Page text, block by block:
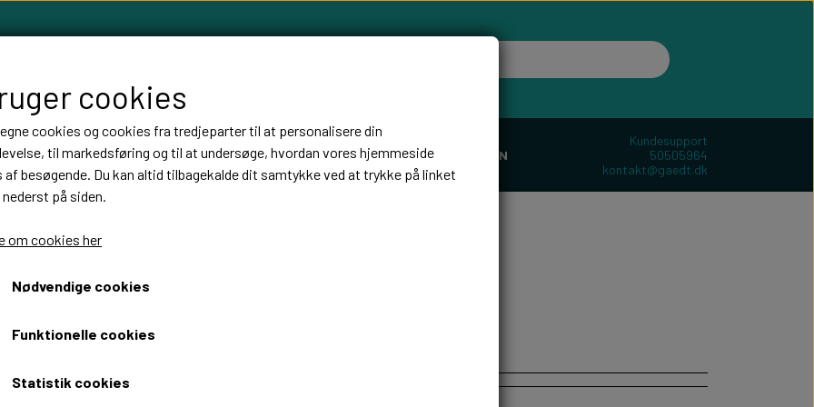
TREE FIGURER FABLEWOOD HØJTIDER BALLONER BOLIGEN
Kundesupport
50505964
kontakt@gaedt.dk
Fablewood studenterhue
99,00 DKK
cookies
cookies og cookies fra tredjeparter til at personalisere din
til markedsføring og til at undersøge, hvordan vores hjemmeside
af besøgende. Du kan altid tilbagekalde dit samtykke ved at trykke på linket
på siden.
om cookies her
Nødvendige cookies
Funktionelle cookies
Statistik cookies